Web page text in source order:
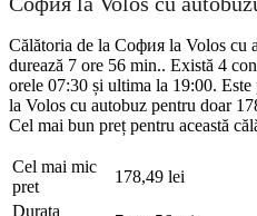
Călătoria de la София la Volos cu
durează 7 ore 56 min.. Există 4
orele 07:30 și ultima la 19:00.
la Volos cu autobuz pentru doar
Cel mai bun preț pentru această
Cel mai mic
pret
178,49 lei
Durata